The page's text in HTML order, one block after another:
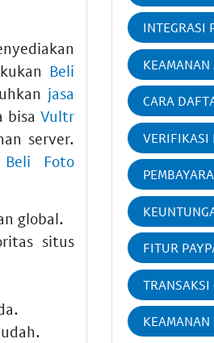
Beli
jasa
bisaVultr
server.
Beli Foto
global.
situs
INTEGRASI
KEAMANAN
CARA
VERIFIKASI
FITUR
TRANSAKSI
KEAMANAN